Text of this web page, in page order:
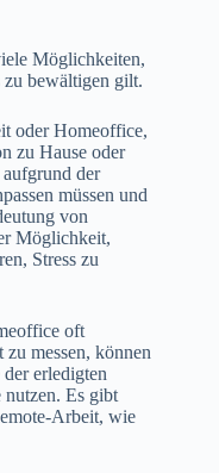
Möglichkeiten,
zu bewältigen gilt.
oder Homeoffice,
zu Hause oder
der
müssen und
von
Möglichkeit,
Stress zu
oft
messen, können
erledigten
nutzen. Es gibt
Arbeit, wie